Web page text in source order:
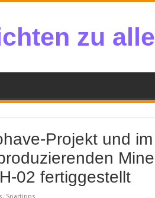
zu
Projekt und im
Mine
02 fertiggestellt